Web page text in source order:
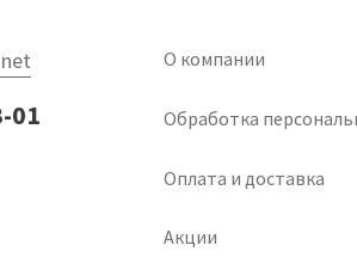
01
О компании
Обработка
Оплата и доставка
Акции